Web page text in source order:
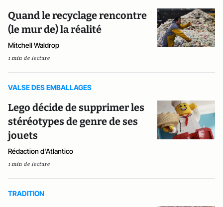
Quand le recyclage rencontre
(le mur de) la réalité
Mitchell Waldrop
1 min de lecture
VALSE DES EMBALLAGES
Lego décide de supprimer les
stéréotypes de genre de ses
jouets
Rédaction d'Atlantico
1 min de lecture
TRADITION